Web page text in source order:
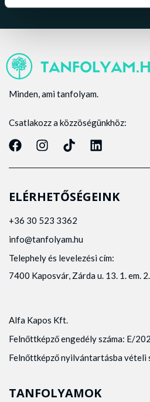
Minden, ami tanfolyam.
Csatlakozz a közzöségünkhöz:
ELÉRHETŐSÉGEINK
+36 30 523 3362
info@tanfolyam.hu
Telephely és levelezési cím:
7400 Kaposvár, Zárda u. 13. 1. em.
Alfa Kapos Kft.
Felnőttképző engedély száma: E/
Felnőttképző nyilvántartásba
TANFOLYAMOK